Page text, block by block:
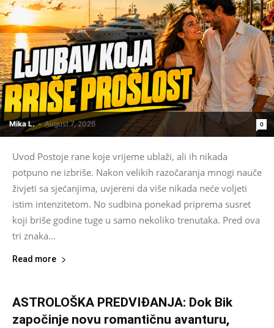
Mika L. - August 7, 2026 0
Uvod Postoje rane koje vrijeme ublaži, ali ih nikada
potpuno ne izbriše. Nakon velikih razočaranja mnogi nauče
živjeti sa sjećanjima, uvjereni da više nikada neće voljeti
istim intenzitetom. No sudbina ponekad priprema susret
koji briše godine tuge u samo nekoliko trenutaka. Pred ova
tri znaka...
Read more
ASTROLOŠKA PREDVIĐANJA: Dok Bik
započinje novu romantičnu avanturu,